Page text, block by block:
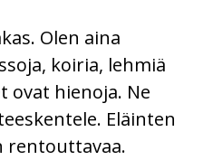
Olen aina
koiria, lehmiä
ovat hienoja. Ne
Eläinten
rentouttavaa.